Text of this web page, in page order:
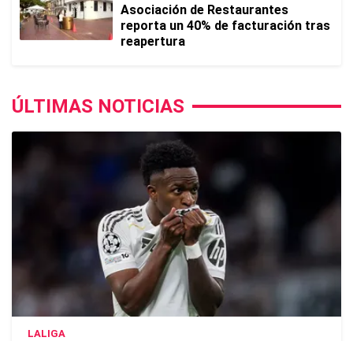
Asociación de Restaurantes
reporta un 40% de facturación tras
reapertura
ÚLTIMAS NOTICIAS
LALIGA